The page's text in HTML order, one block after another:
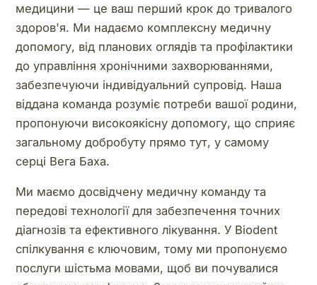
медицини — це ваш перший крок до тривалого
здоров'я. Ми надаємо комплексну медичну
допомогу, від планових оглядів та профілактики
до управління хронічними захворюваннями,
забезпечуючи індивідуальний супровід. Наша
віддана команда розуміє потреби вашої родини,
пропонуючи високоякісну допомогу, що сприяє
загальному добробуту прямо тут, у самому
серці Вега Баха.
Ми маємо досвідчену медичну команду та
передові технології для забезпечення точних
діагнозів та ефективного лікування. У Biodent
спілкування є ключовим, тому ми пропонуємо
послуги шістьма мовами, щоб ви почувалися